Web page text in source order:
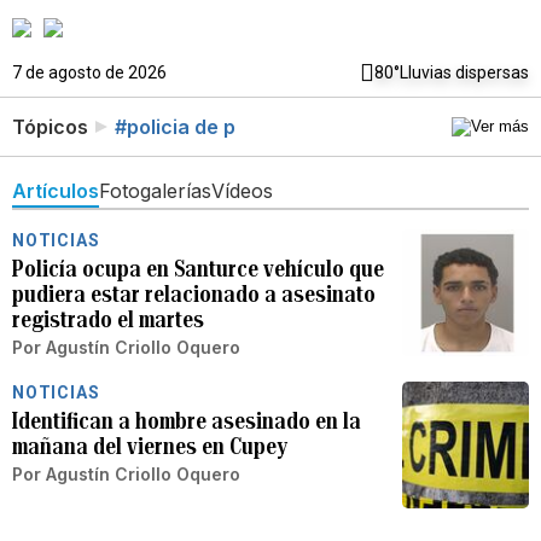
7 de agosto de 2026 80°Lluvias dispersas
Tópicos #policia de p
ArtículosFotogaleríasVídeos
NOTICIAS
Policía ocupa en Santurce vehículo que
pudiera estar relacionado a asesinato
registrado el martes
Por Agustín Criollo Oquero
NOTICIAS
Identifican a hombre asesinado en la
mañana del viernes en Cupey
Por Agustín Criollo Oquero